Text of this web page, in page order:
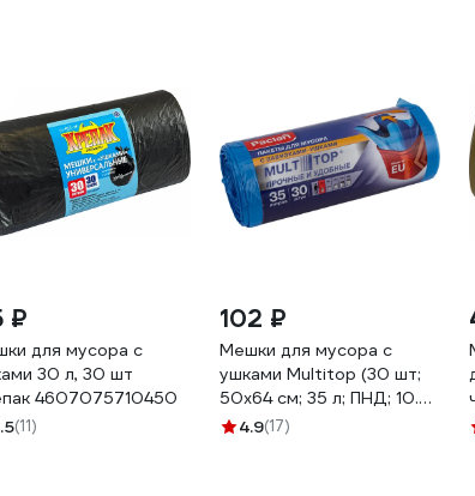
₽
для мусора с
30 л, 30 шт
4607075710450
(11)
102 ₽
Мешки для мусора с
ушками Multitop (30 шт;
50x64 см; 35 л; ПНД; 10.5
мкм; синие) Paclan
4.9(17)